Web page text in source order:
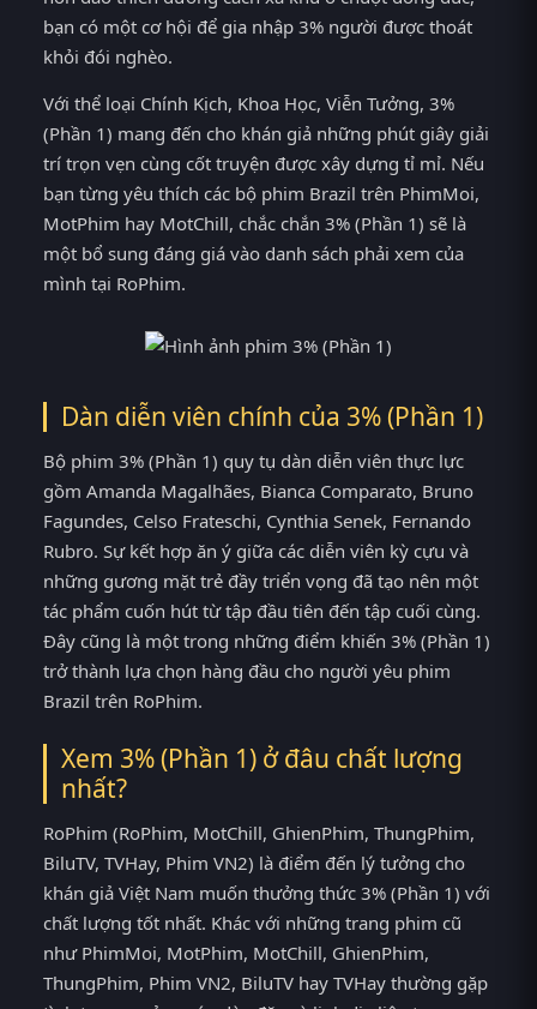
bạn có một cơ hội để gia nhập 3% người được thoát
khỏi đói nghèo.
Với thể loại Chính Kịch, Khoa Học, Viễn Tưởng, 3%
(Phần 1) mang đến cho khán giả những phút giây giải
trí trọn vẹn cùng cốt truyện được xây dựng tỉ mỉ. Nếu
bạn từng yêu thích các bộ phim Brazil trên PhimMoi,
MotPhim hay MotChill, chắc chắn 3% (Phần 1) sẽ là
một bổ sung đáng giá vào danh sách phải xem của
mình tại RoPhim.
Dàn diễn viên chính của 3% (Phần 1)
Bộ phim 3% (Phần 1) quy tụ dàn diễn viên thực lực
gồm Amanda Magalhães, Bianca Comparato, Bruno
Fagundes, Celso Frateschi, Cynthia Senek, Fernando
Rubro. Sự kết hợp ăn ý giữa các diễn viên kỳ cựu và
những gương mặt trẻ đầy triển vọng đã tạo nên một
tác phẩm cuốn hút từ tập đầu tiên đến tập cuối cùng.
Đây cũng là một trong những điểm khiến 3% (Phần 1)
trở thành lựa chọn hàng đầu cho người yêu phim
Brazil trên RoPhim.
Xem 3% (Phần 1) ở đâu chất lượng
nhất?
RoPhim (RoPhim, MotChill, GhienPhim, ThungPhim,
BiluTV, TVHay, Phim VN2) là điểm đến lý tưởng cho
khán giả Việt Nam muốn thưởng thức 3% (Phần 1) với
chất lượng tốt nhất. Khác với những trang phim cũ
như PhimMoi, MotPhim, MotChill, GhienPhim,
ThungPhim, Phim VN2, BiluTV hay TVHay thường gặp